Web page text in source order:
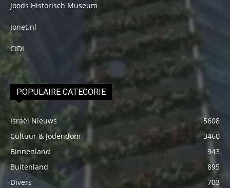
Joods Historisch Museum
Jonet.nl
CIDI
POPULAIRE CATEGORIE
Israël Nieuws
5608
Cultuur & Jodendom
3460
Binnenland
943
Buitenland
895
Divers
703